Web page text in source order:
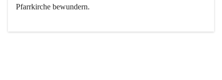
Pfarrkirche bewundern.
Der Weinbau dominert heute nicht mehr, ist aber integrativer